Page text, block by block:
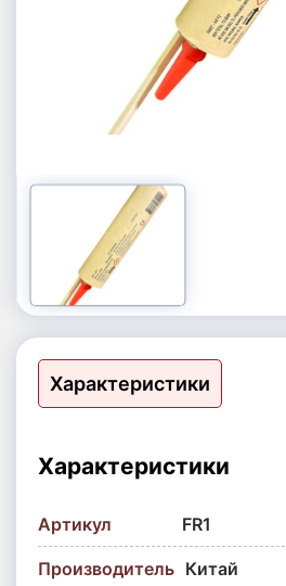
Характеристики
Характеристики
Артикул FR1
Производитель Китай
Фестивальные шары
Фонтаны